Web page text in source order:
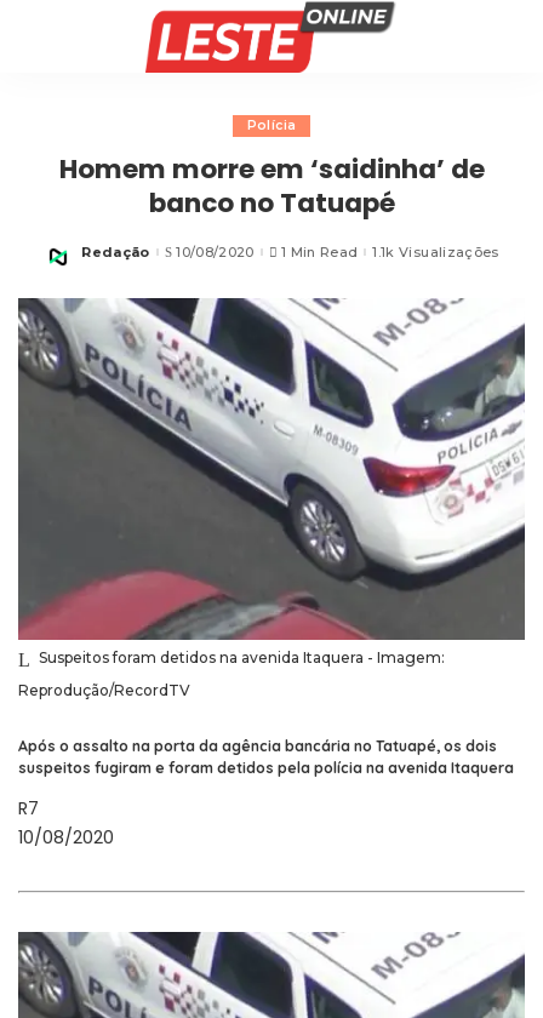
Polícia
Homem morre em ‘saidinha’ de
banco no Tatuapé
Posted
Redação 10/08/2020 1 Min Read 1.1k Visualizações
Suspeitos foram detidos na avenida Itaquera - Imagem:
Reprodução/RecordTV
Após o assalto na porta da agência bancária no Tatuapé, os dois
suspeitos fugiram e foram detidos pela polícia na avenida Itaquera
R7
10/08/2020